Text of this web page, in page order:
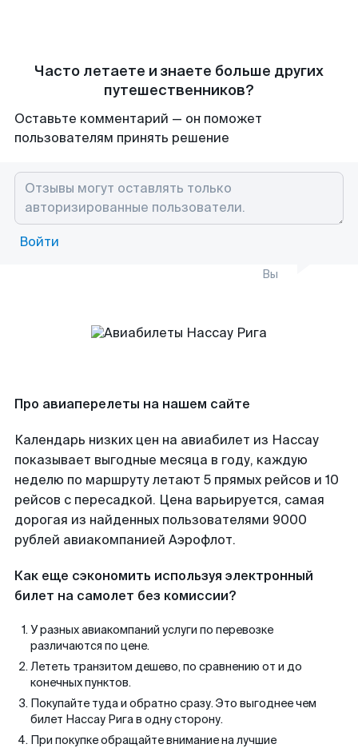
Часто летаете и знаете больше других
путешественников?
Оставьте комментарий — он поможет
пользователям принять решение
Войти
Вы
Про авиаперелеты на нашем сайте
Календарь низких цен на авиабилет из Нассау
показывает выгодные месяца в году, каждую
неделю по маршруту летают 5 прямых рейсов и 10
рейсов с пересадкой. Цена варьируется, самая
дорогая из найденных пользователями 9000
рублей авиакомпанией Аэрофлот.
Как еще сэкономить используя электронный
билет на самолет без комиссии?
У разных авиакомпаний услуги по перевозке
различаются по цене.
Лететь транзитом дешево, по сравнению от и до
конечных пунктов.
Покупайте туда и обратно сразу. Это выгоднее чем
билет Нассау Рига в одну сторону.
При покупке обращайте внимание на лучшие